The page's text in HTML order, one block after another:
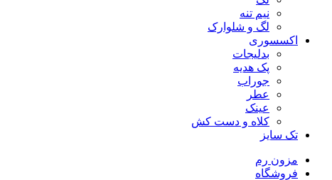
نیم تنه
لگ و شلوارک
اکسسوری
بدلیجات
پک هدیه
جوراب
عطر
عینک
کلاه و دست کش
تک سایز
مزون رم
فروشگاه